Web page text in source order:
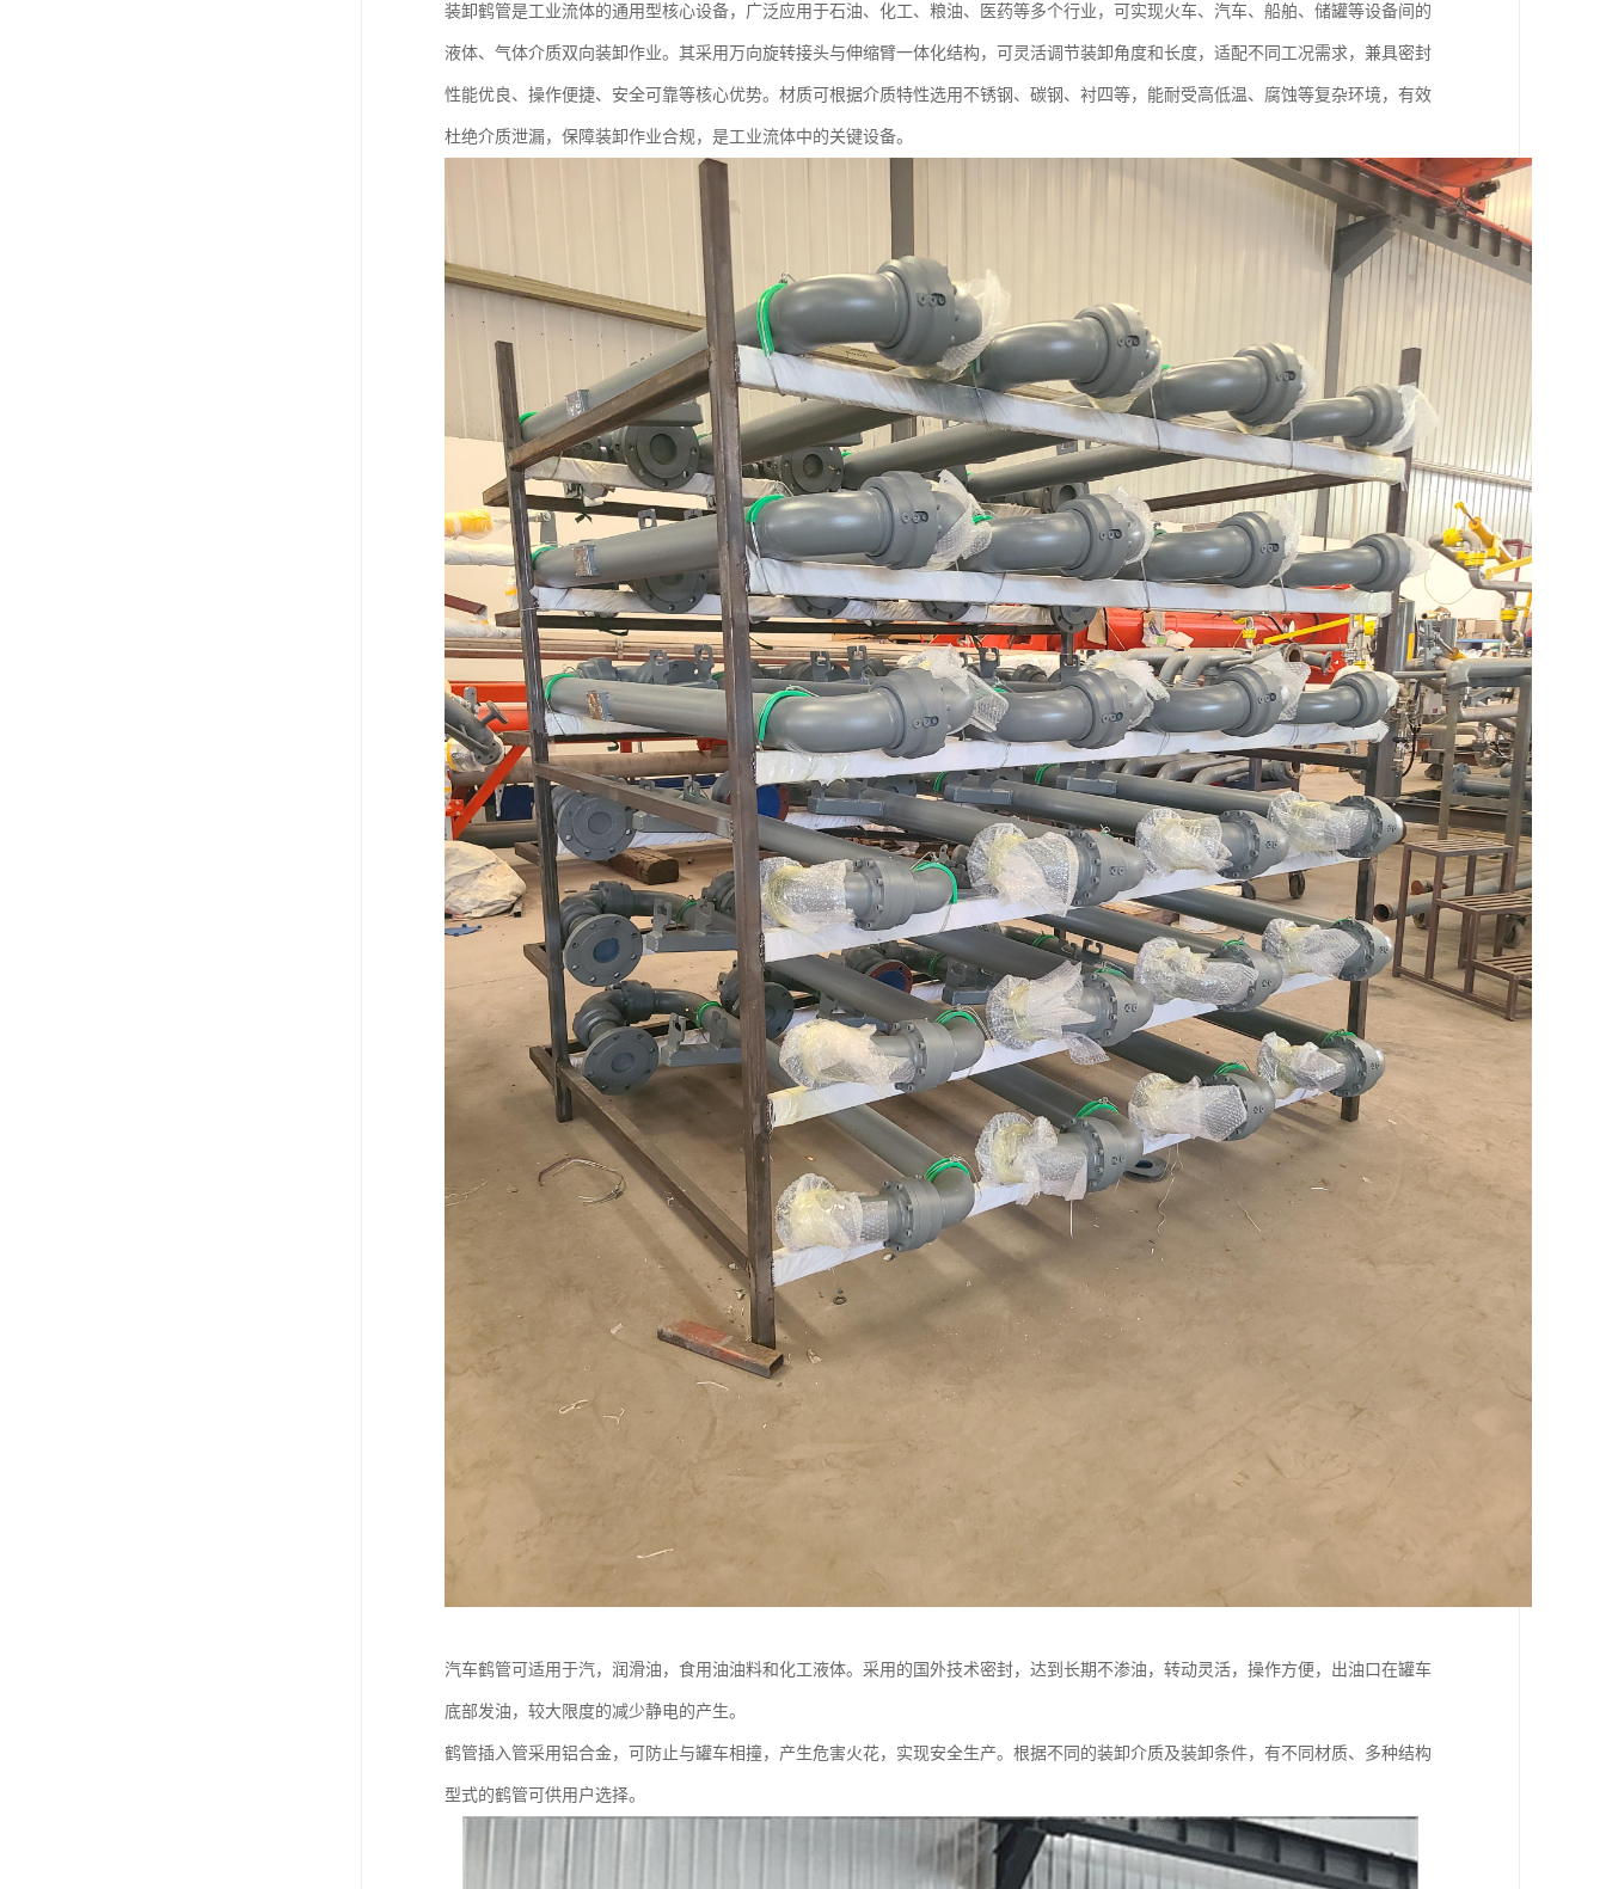
装卸鹤管是工业流体的通用型核心设备，广泛应用于石油、化工、粮油、医药等多个行业，可实现火车、汽车、船舶、储罐等设备间的
液体、气体介质双向装卸作业。其采用万向旋转接头与伸缩臂一体化结构，可灵活调节装卸角度和长度，适配不同工况需求，兼具密封
性能优良、操作便捷、安全可靠等核心优势。材质可根据介质特性选用不锈钢、碳钢、衬四等，能耐受高低温、腐蚀等复杂环境，有效
杜绝介质泄漏，保障装卸作业合规，是工业流体中的关键设备。
汽车鹤管可适用于汽，润滑油，食用油油料和化工液体。采用的国外技术密封，达到长期不渗油，转动灵活，操作方便，出油口在罐车
底部发油，较大限度的减少静电的产生。
鹤管插入管采用铝合金，可防止与罐车相撞，产生危害火花，实现安全生产。根据不同的装卸介质及装卸条件，有不同材质、多种结构
型式的鹤管可供用户选择。